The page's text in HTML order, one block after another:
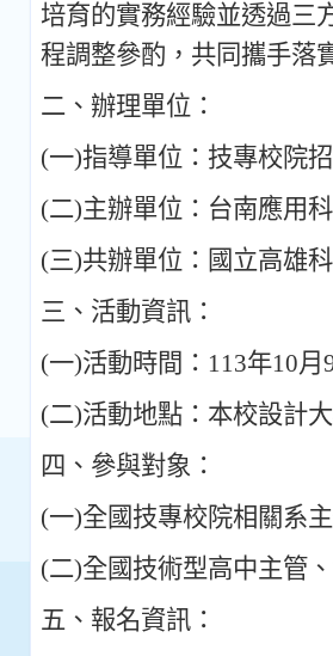
培育的實務經驗並透過三
程調整參酌 ， 共同攜手落
二 、 辦理單位 ：
(一)指導單位 ： 技專校院
(二)主辦單位 ： 台南應用
(三)共辦單位 ： 國立高雄
三 、 活動資訊 ：
(一)活動時間 ： 113年10月
(二)活動地點 ： 本校設計
四 、 參與對象 ：
(一)全國技專校院相關系
(二)全國技術型高中主管 、
五 、 報名資訊 ：